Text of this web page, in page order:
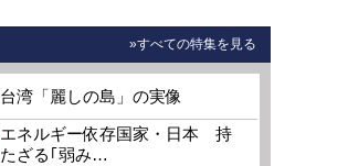
»すべての特集を見る
台湾「麗しの島」の実像
エネルギー依存国家・日本 持
たざる｢弱み…